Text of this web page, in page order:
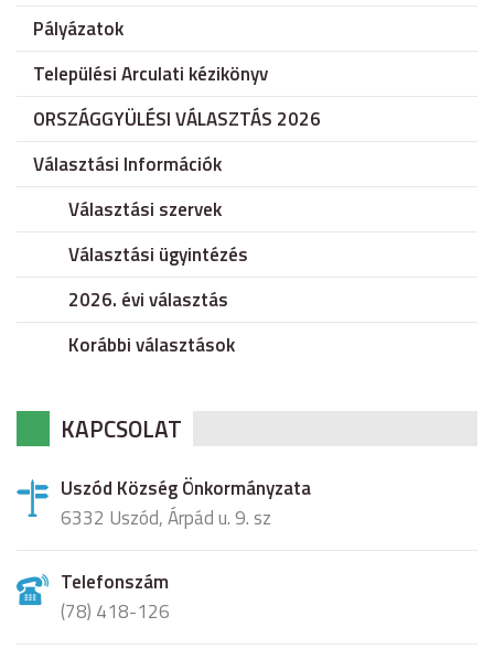
Pályázatok
Települési Arculati kézikönyv
ORSZÁGGYÜLÉSI VÁLASZTÁS 2026
Választási Információk
Választási szervek
Választási ügyintézés
2026. évi választás
Korábbi választások
KAPCSOLAT
Uszód Község Önkormányzata
6332 Uszód, Árpád u. 9. sz
Telefonszám
(78) 418-126